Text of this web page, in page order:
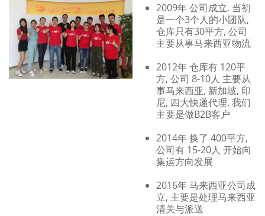
2009年 公司成立. 当初
是一个3个人的小团队,
仓库只有30平方, 公司
主要从事马来西亚物流
2012年 仓库有 120平
方, 公司 8-10人 主要从
事马来西亚, 新加坡, 印
尼, 四大快递代理. 我们
主要是做B2B客户
2014年 换了 400平方,
公司有 15-20人 开始向
集运方向发展
2016年 马来西亚公司成
立, 主要是处理马来西亚
清关与派送